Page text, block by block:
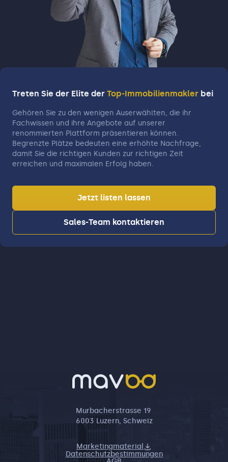
Treten Sie der Elite der Top-Immobilienmakler bei
Gehören Sie zu den wenigen Auserwählten, die ihr
Fachwissen und ihre Angebote auf unserer
renommierten Plattform präsentieren können.
Begrenzte Plätze bedeuten eine erhöhte Nachfrage,
damit Sie die richtigen Kunden zur richtigen Zeit
erreichen und maximalen Erfolg haben.
Jetzt listen lassen
Sales-Team kontaktieren
Murbacherstrasse 19
6003 Luzern, Schweiz
Marketingmaterial
Datenschutzbestimmungen